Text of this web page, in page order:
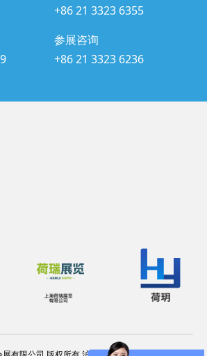
+86 21 3323 6355
参展咨询
+86 21 3323 6236